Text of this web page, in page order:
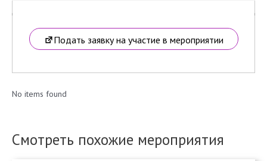
Подать заявку на участие в мероприятии
No items found
Смотреть похожие мероприятия